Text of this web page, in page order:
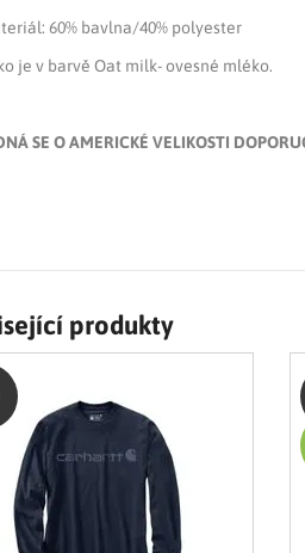
60% bavlna/40% polyester
je v barvě Oat milk- ovesné mléko.
SE O AMERICKÉ VELIKOSTI
produkty